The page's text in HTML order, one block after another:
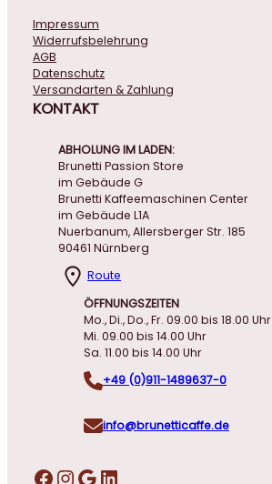
Impressum
Widerrufsbelehrung
AGB
Datenschutz
Versandarten & Zahlung
KONTAKT
ABHOLUNG IM LADEN:
Brunetti Passion Store
im Gebäude G
Brunetti Kaffeemaschinen Center
im Gebäude L1A
Nuerbanum, Allersberger Str. 185
90461 Nürnberg
Route
ÖFFNUNGSZEITEN
Mo., Di., Do., Fr. 09.00 bis 18.00 Uhr
Mi. 09.00 bis 14.00 Uhr
Sa. 11.00 bis 14.00 Uhr
+49 (0)911-1489637-0
info@brunetticaffe.de
Facebook InstagramGoogle LinkedIn